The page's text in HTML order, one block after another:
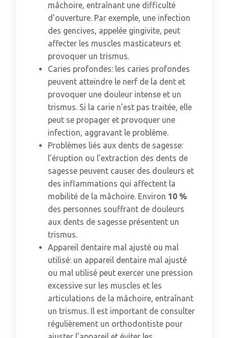
mâchoire, entraînant une difficulté
d’ouverture. Par exemple, une infection
des gencives, appelée gingivite, peut
affecter les muscles masticateurs et
provoquer un trismus.
Caries profondes: les caries profondes
peuvent atteindre le nerf de la dent et
provoquer une douleur intense et un
trismus. Si la carie n’est pas traitée, elle
peut se propager et provoquer une
infection, aggravant le problème.
Problèmes liés aux dents de sagesse:
l’éruption ou l’extraction des dents de
sagesse peuvent causer des douleurs et
des inflammations qui affectent la
mobilité de la mâchoire. Environ 10 %
des personnes souffrant de douleurs
aux dents de sagesse présentent un
trismus.
Appareil dentaire mal ajusté ou mal
utilisé: un appareil dentaire mal ajusté
ou mal utilisé peut exercer une pression
excessive sur les muscles et les
articulations de la mâchoire, entraînant
un trismus. Il est important de consulter
régulièrement un orthodontiste pour